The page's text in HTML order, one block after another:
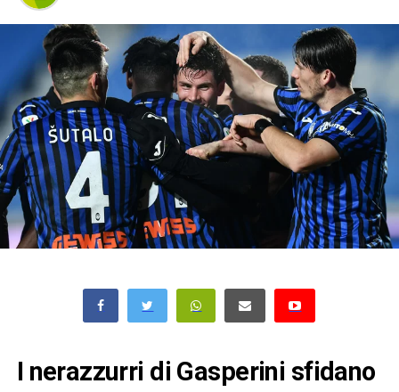
I nerazzurri di Gasperini sfidano